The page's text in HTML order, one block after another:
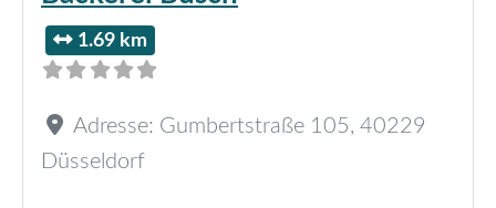
1.69 km
Adresse: Gumbertstraße 105, 40229
Düsseldorf